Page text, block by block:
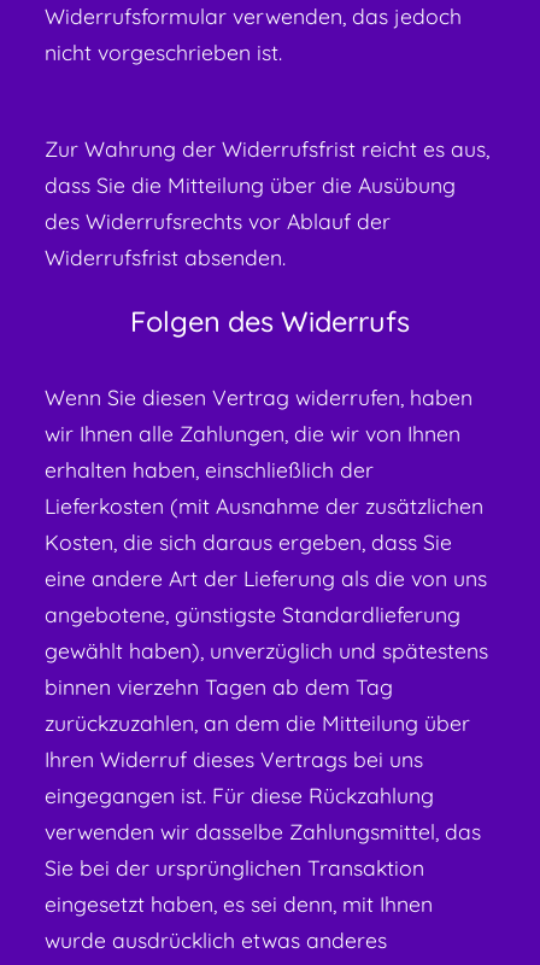
Widerrufsformular verwenden, das jedoch
nicht vorgeschrieben ist.
Zur Wahrung der Widerrufsfrist reicht es aus,
dass Sie die Mitteilung über die Ausübung
des Widerrufsrechts vor Ablauf der
Widerrufsfrist absenden.
Folgen des Widerrufs
Wenn Sie diesen Vertrag widerrufen, haben
wir Ihnen alle Zahlungen, die wir von Ihnen
erhalten haben, einschließlich der
Lieferkosten (mit Ausnahme der zusätzlichen
Kosten, die sich daraus ergeben, dass Sie
eine andere Art der Lieferung als die von uns
angebotene, günstigste Standardlieferung
gewählt haben), unverzüglich und spätestens
binnen vierzehn Tagen ab dem Tag
zurückzuzahlen, an dem die Mitteilung über
Ihren Widerruf dieses Vertrags bei uns
eingegangen ist. Für diese Rückzahlung
verwenden wir dasselbe Zahlungsmittel, das
Sie bei der ursprünglichen Transaktion
eingesetzt haben, es sei denn, mit Ihnen
wurde ausdrücklich etwas anderes